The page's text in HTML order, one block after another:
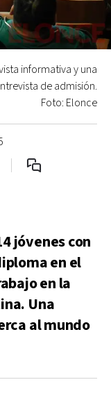
informativa y una
de admisión.
Foto: Elonce
jóvenes con
en el
en la
Una
al mundo